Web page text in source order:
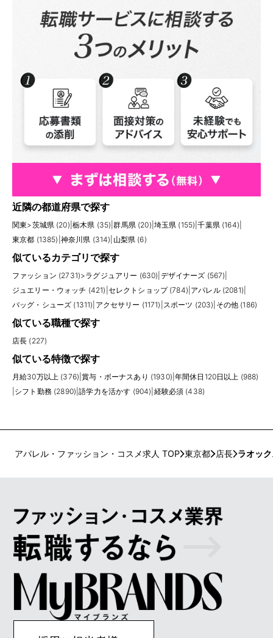
近隣の都道府県で探す
関東>茨城県 (20) 栃木県 (35) |群馬県 (20) 埼玉県 (155) |千葉県 (164)
東京都 (1385) 神奈川県 (314) 山梨県 (6)
似ているカテゴリで探す
ファッション (2731)>ラグジュアリー (630) デザイナーズ (567)
ジュエリー・ウォッチ (421) セレクトショップ (784) アパレル (2081)
バッグ・シューズ (1311) アクセサリー (1171) スポーツ (203) その他 (186)
似ている職種で探す
店長 (227)
似ている特徴で探す
月給30万以上 (376) |賞与・ボーナスあり (1930) 年間休日120日以上 (988)
シフト勤務 (2890) |語学力を活かす (904) 経験必須 (438)
アパレル・ファッション・コスメ求人 TOP 東京都 店長 ラオッ